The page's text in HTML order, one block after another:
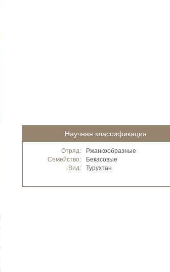
Научная классификация
Отряд:
Ржанкообразные
Семейство:
Бекасовые
Вид:
Турухтан